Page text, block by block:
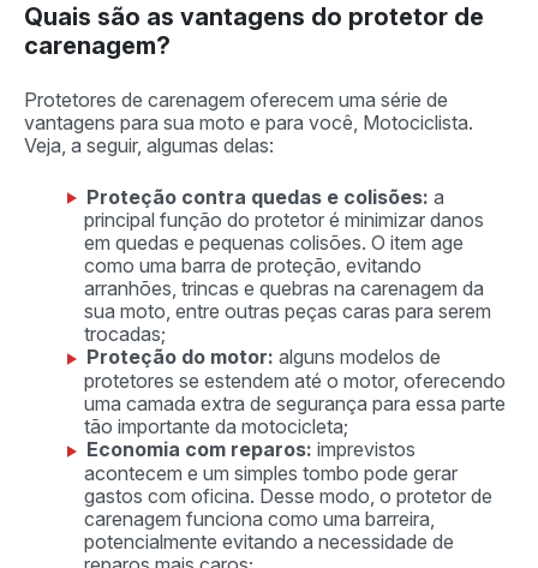
Quais são as vantagens do protetor de
carenagem?
Protetores de carenagem oferecem uma série de
vantagens para sua moto e para você, Motociclista.
Veja, a seguir, algumas delas:
Proteção contra quedas e colisões: a
principal função do protetor é minimizar danos
em quedas e pequenas colisões. O item age
como uma barra de proteção, evitando
arranhões, trincas e quebras na carenagem da
sua moto, entre outras peças caras para serem
trocadas;
Proteção do motor: alguns modelos de
protetores se estendem até o motor, oferecendo
uma camada extra de segurança para essa parte
tão importante da motocicleta;
Economia com reparos: imprevistos
acontecem e um simples tombo pode gerar
gastos com oficina. Desse modo, o protetor de
carenagem funciona como uma barreira,
potencialmente evitando a necessidade de